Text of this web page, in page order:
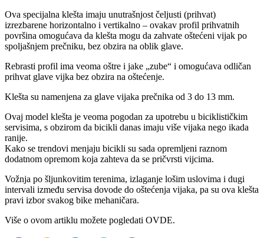
Ova specijalna klešta imaju unutrašnjost čeljusti (prihvat)
izrezbarene horizontalno i vertikalno – ovakav profil prihvatnih
površina omogućava da klešta mogu da zahvate oštećeni vijak po
spoljašnjem prečniku, bez obzira na oblik glave.
Rebrasti profil ima veoma oštre i jake „zube“ i omogućava odličan
prihvat glave vijka bez obzira na oštećenje.
Klešta su namenjena za glave vijaka prečnika od 3 do 13 mm.
Ovaj model klešta je veoma pogodan za upotrebu u biciklističkim
servisima, s obzirom da bicikli danas imaju više vijaka nego ikada
ranije.
Kako se trendovi menjaju bicikli su sada opremljeni raznom
dodatnom opremom koja zahteva da se pričvrsti vijcima.
Vožnja po šljunkovitim terenima, izlaganje lošim uslovima i dugi
intervali između servisa dovode do oštećenja vijaka, pa su ova klešta
pravi izbor svakog bike mehaničara.
Više o ovom artiklu možete pogledati OVDE.